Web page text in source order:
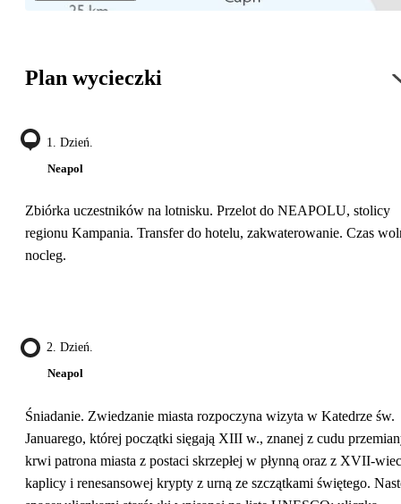
Plan wycieczki
1. Dzień.
Neapol
Zbiórka uczestników na lotnisku. Przelot do NEAPOLU, stolicy
regionu Kampania. Transfer do hotelu, zakwaterowanie. Czas
nocleg.
2. Dzień.
Neapol
Śniadanie. Zwiedzanie miasta rozpoczyna wizyta w Katedrze św.
Januarego, której początki sięgają XIII w., znanej z cudu
krwi patrona miasta z postaci skrzepłej w płynną oraz z XVII-
kaplicy i renesansowej krypty z urną ze szczątkami świętego.